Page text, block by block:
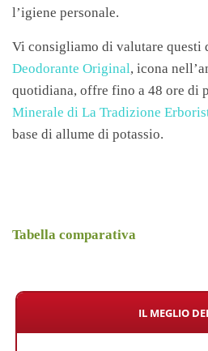
l’igiene personale.
Vi consigliamo di valutare questi
Deodorante Original, icona
quotidiana, offre fino a 48 ore di
Minerale di La Tradizione
base di allume di potassio.
Tabella comparativa
IL MEGLIO